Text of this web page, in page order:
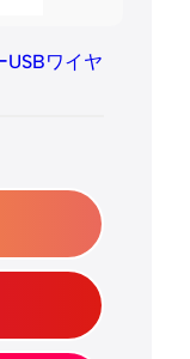
USBワイヤ